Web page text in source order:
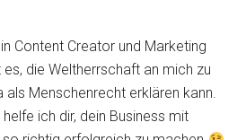
Content Creator und Marketing
die Weltherrschaft an mich zu
als Menschenrecht erklären kann.
ich dir, dein Business mit